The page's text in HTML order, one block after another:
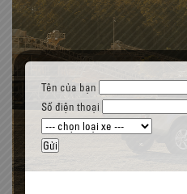
Tên của bạn
Số điện thoại